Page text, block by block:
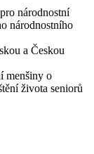
národnostní
národnostního
a Českou
menšiny o
života seniorů